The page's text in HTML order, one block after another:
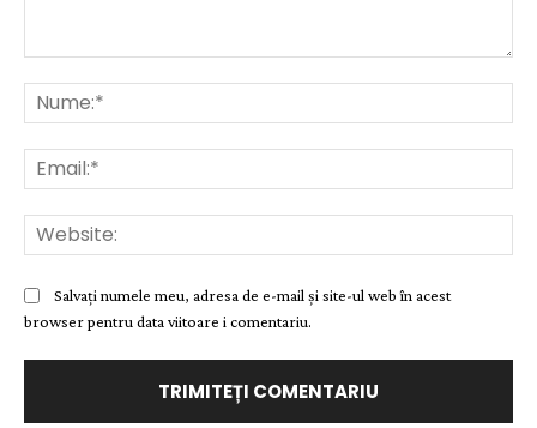
Salvați numele meu, adresa de e-mail și site-ul web în acest
browser pentru data viitoare i comentariu.